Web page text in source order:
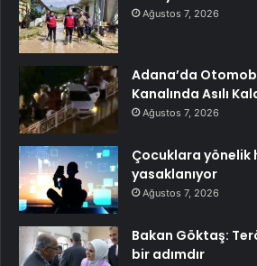
Ağustos 7, 2026
Adana’da
Kanalında Asılı
Ağustos 7, 2026
Çocuklara
yasaklanıyor
Ağustos 7, 2026
Bakan Göktaş:
bir adımdır